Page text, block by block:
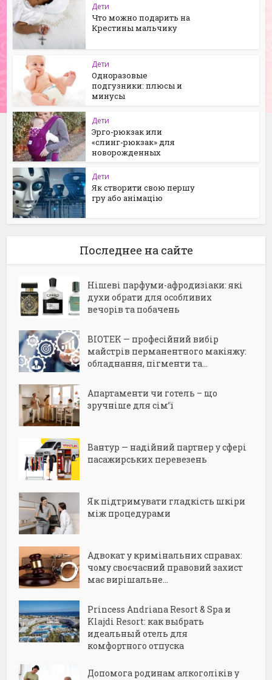
Дети
Что можно подарить на
Крестины мальчику
Дети
Одноразовые
подгузники: плюсы и
минусы
Дети
Эрго-рюкзак или
«слинг-рюкзак» для
новорожденных
Дети
Як створити свою першу
гру або анімацію
Последнее на сайте
Нішеві парфуми-афродизіаки: які
духи обрати для особливих
вечорів та побачень
BIOTEK — професійний вибір
майстрів перманентного макіяжу:
обладнання, пігменти та...
Апартаменти чи готель – що
зручніше для сім’ї
Вантур — надійний партнер у сфері
пасажирських перевезень
Як підтримувати гладкість шкіри
між процедурами
Адвокат у кримінальних справах:
чому своєчасний правовий захист
має вирішальне...
Princess Andriana Resort & Spa и
Klajdi Resort: как выбрать
идеальный отель для
комфортного отпуска
Допомога родинам алкоголіків у